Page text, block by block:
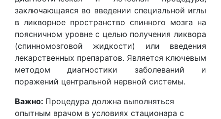
заключающаяся во введении специальной иглы
в ликворное пространство спинного мозга на
поясничном уровне с целью получения ликвора
(спинномозговой жидкости) или введения
лекарственных препаратов. Является ключевым
методом диагностики заболеваний и
поражений центральной нервной системы.
Важно: Процедура должна выполняться
опытным врачом в условиях стационара с